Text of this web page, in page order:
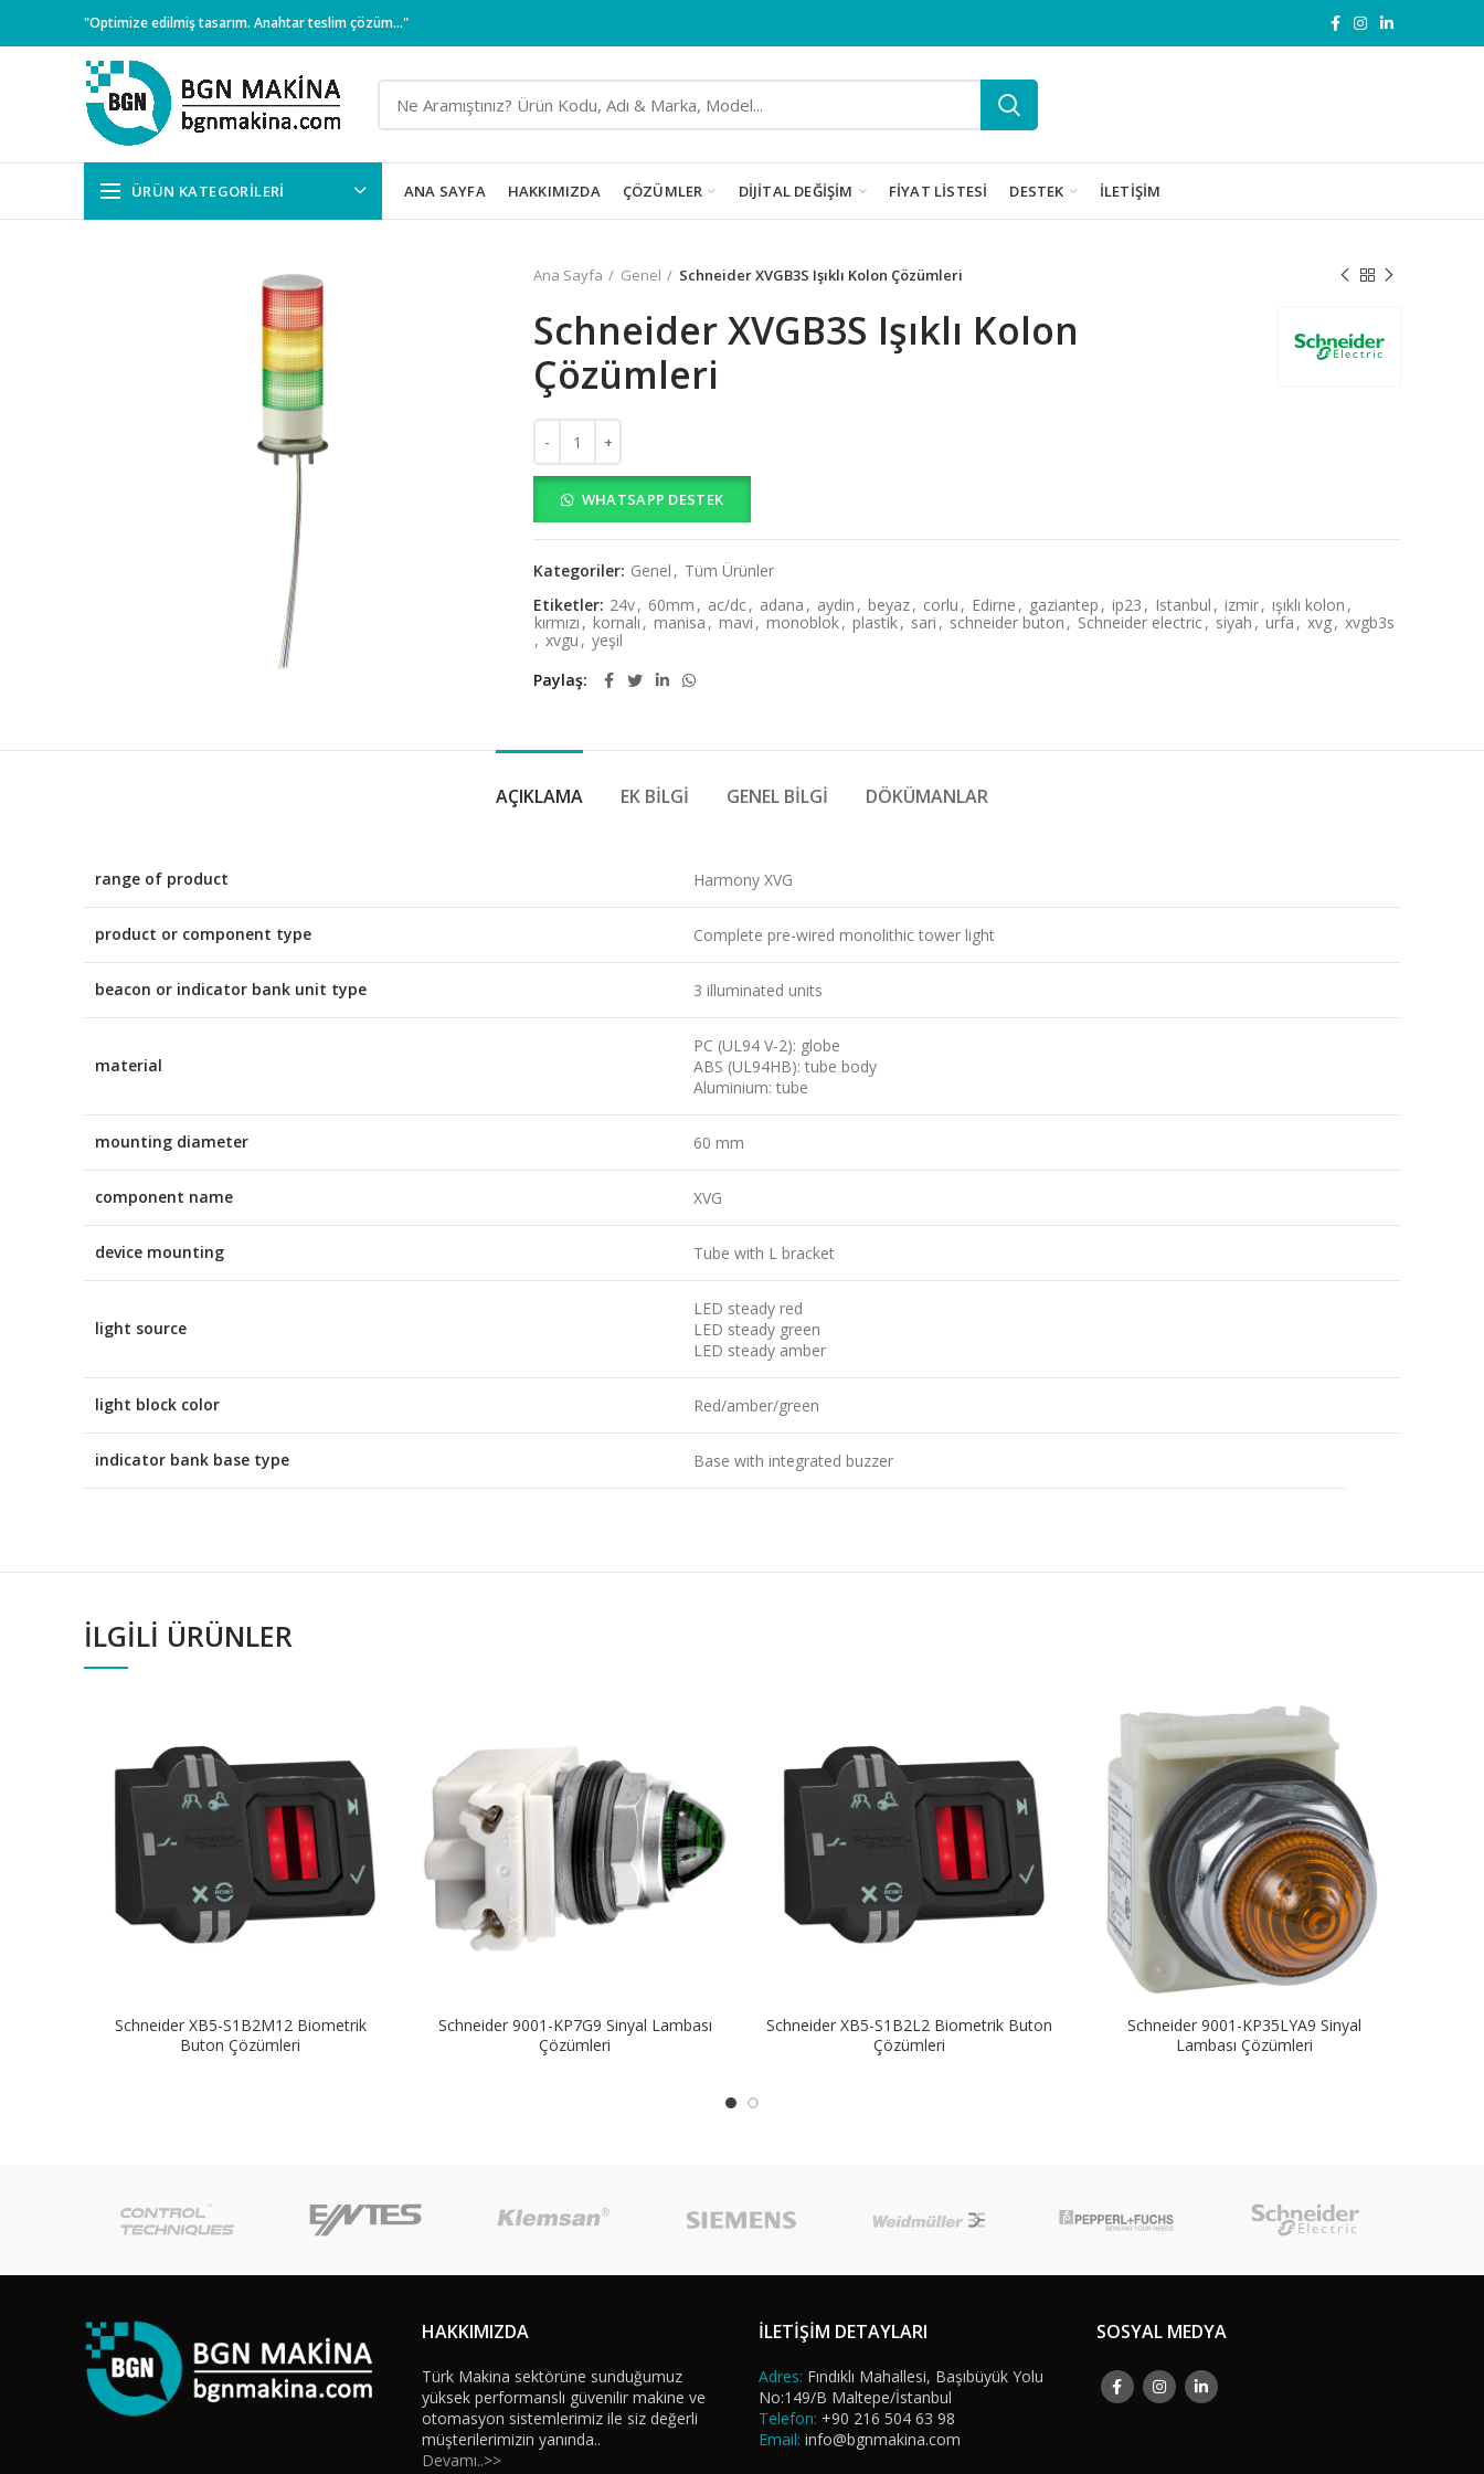
"Optimize edilmiş tasarım. Anahtar teslim çözüm..."
ÜRÜN KATEGORILERI ANA SAYFA HAKKIMIZDA ÇÖZÜMLER DIJITAL DEĞIŞIM FIYAT LISTESI DESTEK İLETIŞIM
Ana Sayfa Genel Schneider XVGB3S Işıklı Kolon Çözümleri
Schneider XVGB3S Işıklı Kolon
Çözümleri
Schneider XVGB3S Işıklı Kolon Çözümleri adet
WHATSAPP DESTEK
Kategoriler: Genel , Tüm Ürünler
Etiketler: 24v, 60mm , ac/dc, adana , aydin , beyaz, corlu , Edirne , gaziantep , ip23 , Istanbul , izmir, ışıklı kolon ,
kırmızı , kornalı , manisa , mavi , monoblok, plastik, sari , schneider buton , Schneider electric, siyah , urfa , xvg, xvgb3s
, xvgu , yeşil
Paylaş
AÇIKLAMA EK BILGI GENEL BILGI DÖKÜMANLAR
range of product Harmony XVG
product or component type Complete pre-wired monolithic tower light
beacon or indicator bank unit type 3 illuminated units
material
PC (UL94 V-2): globe
ABS (UL94HB): tube body
Aluminium: tube
mounting diameter 60 mm
component name XVG
device mounting Tube with L bracket
light source
LED steady red
LED steady green
LED steady amber
light block color Red/amber/green
indicator bank base type Base with integrated buzzer
İLGILI ÜRÜNLER
Schneider XB5-S1B2M12 Biometrik
Buton Çözümleri
Schneider 9001-KP7G9 Sinyal Lambası
Çözümleri
Schneider XB5-S1B2L2 Biometrik Buton
Çözümleri
Schneider 9001-KP35LYA9 Sinyal
Lambası Çözümleri
HAKKIMIZDA
Türk Makina sektörüne sunduğumuz
yüksek performanslı güvenilir makine ve
otomasyon sistemlerimiz ile siz değerli
müşterilerimizin yanında..
Devamı..>>
İLETİŞİM DETAYLARI
Adres: Fındıklı Mahallesi, Başıbüyük Yolu
No:149/B Maltepe/İstanbul
Telefon: +90 216 504 63 98
Email: info@bgnmakina.com
SOSYAL MEDYA